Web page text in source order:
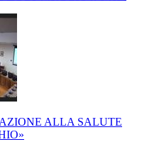
ALLA SALUTE